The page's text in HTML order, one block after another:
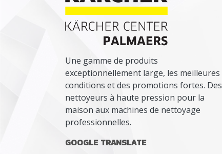
Une gamme de produits
exceptionnellement large, les meilleures
conditions et des promotions fortes. Des
nettoyeurs à haute pression pour la
maison aux machines de nettoyage
professionnelles.
GOOGLE TRANSLATE